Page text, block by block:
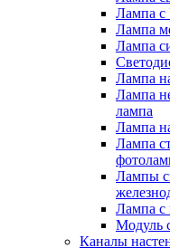
Лампа с
Лампа
Лампа
Лампа
Лампа
лампа
Лампа
Лампа
Лампы
Лампа с
Модуль
Каналы